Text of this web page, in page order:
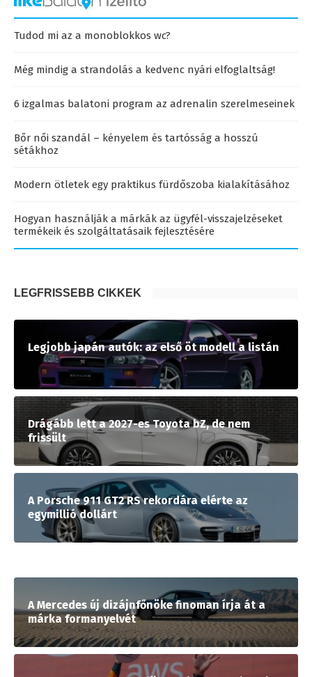
Tudod mi az a monoblokkos wc?
Még mindig a strandolás a kedvenc nyári elfoglaltság!
6 izgalmas balatoni program az adrenalin szerelmeseinek
Bőr női szandál – kényelem és tartósság a hosszú
sétákhoz
Modern ötletek egy praktikus fürdőszoba kialakításához
Hogyan használják a márkák az ügyfél-visszajelzéseket
termékeik és szolgáltatásaik fejlesztésére
LEGFRISSEBB CIKKEK
Legjobb japán autók: az első öt modell a listán
Drágább lett a 2027-es Toyota bZ, de nem
frissült
A Porsche 911 GT2 RS rekordára elérte az
egymillió dollárt
A Mercedes új dizájnfőnöke finoman írja át a
márka formanyelvét